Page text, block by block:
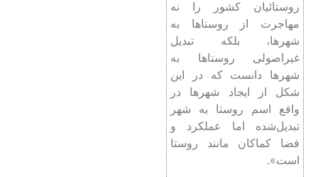
روستائیان کشور را نه
مهاجرت از روستاها به
شهرها، بلکه تبدیل
غیراصولی روستاها به
شهرها دانست که در این
شکل از ایجاد شهرها در
واقع اسم روستا به شهر
تبدیل‌شده اما عملکرد و
فضا کماکان مانند روستا
است».